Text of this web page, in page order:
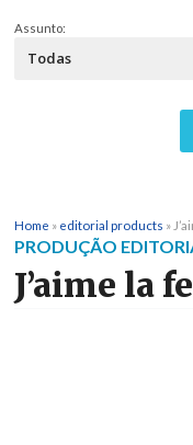
Assunto:
Home » editorial products »
PRODUÇÃO
J’aime la